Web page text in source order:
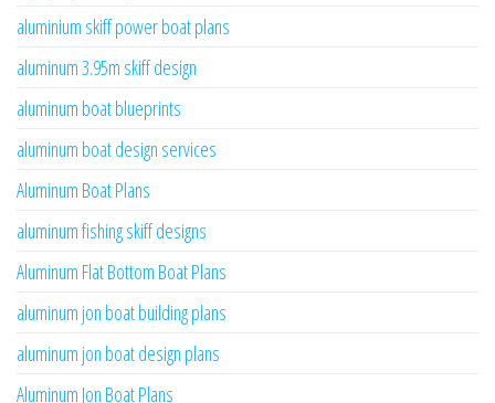
aluminium skiff power boat plans
aluminum 3.95m skiff design
aluminum boat blueprints
aluminum boat design services
Aluminum Boat Plans
aluminum fishing skiff designs
Aluminum Flat Bottom Boat Plans
aluminum jon boat building plans
aluminum jon boat design plans
Aluminum Jon Boat Plans